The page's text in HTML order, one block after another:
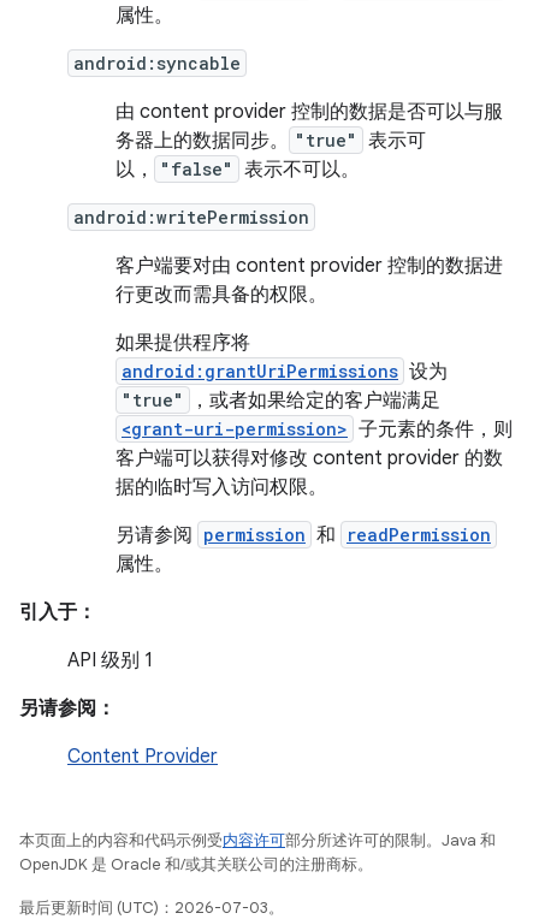
属性。
android:syncable
由 content provider 控制的数据是否可以与服
务器上的数据同步。
"true"
表示可
以，
"false" 表示不可以。
android:writePermission
客户端要对由 content provider 控制的数据进
行更改而需具备的权限。
如果提供程序将
android:grantUriPermissions 设为
"true" ，或者如果给定的客户端满足
<grant-uri-permission> 子元素的条件，则
客户端可以获得对修改 content provider 的数
据的临时写入访问权限。
另请参阅
permission 和 readPermission
属性。
引入于：
API 级别 1
另请参阅：
Content Provider
本页面上的内容和代码示例受内容许可部分所述许可的限制。Java 和
OpenJDK 是 Oracle 和/或其关联公司的注册商标。
最后更新时间 (UTC)：2026-07-03。